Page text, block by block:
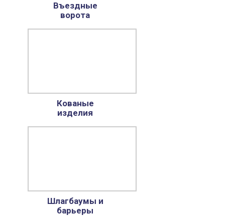
Въездные
ворота
Кованые
изделия
Шлагбаумы и
барьеры